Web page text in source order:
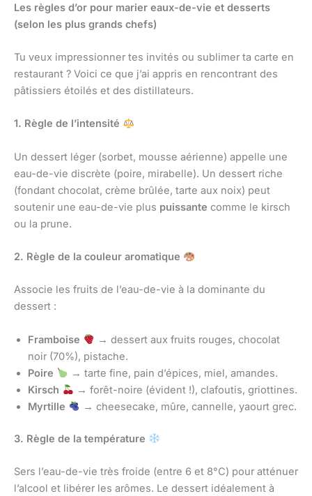
Les règles d’or pour marier eaux-de-vie et desserts
(selon les plus grands chefs)
Tu veux impressionner tes invités ou sublimer ta carte en
restaurant ? Voici ce que j’ai appris en rencontrant des
pâtissiers étoilés et des distillateurs.
1. Règle de l’intensité
Un dessert léger (sorbet, mousse aérienne) appelle une
eau-de-vie discrète (poire, mirabelle). Un dessert riche
(fondant chocolat, crème brûlée, tarte aux noix) peut
soutenir une eau-de-vie plus puissante comme le kirsch
ou la prune.
2. Règle de la couleur aromatique
Associe les fruits de l’eau-de-vie à la dominante du
dessert :
Framboise
→ dessert aux fruits rouges, chocolat
noir (70%), pistache.
Poire
→ tarte fine, pain d’épices, miel, amandes.
Kirsch
→ forêt-noire (évident !), clafoutis, griottines.
Myrtille
→ cheesecake, mûre, cannelle, yaourt grec.
3. Règle de la température
Sers l’eau-de-vie très froide (entre 6 et 8°C) pour atténuer
l’alcool et libérer les arômes. Le dessert idéalement à